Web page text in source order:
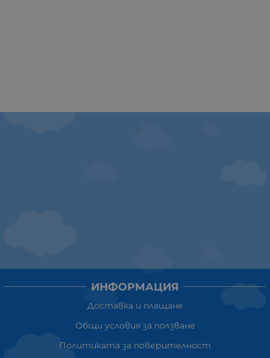
ИНФОРМАЦИЯ
Доставка и плащане
Общи условия за ползване
Политиката за поверителност